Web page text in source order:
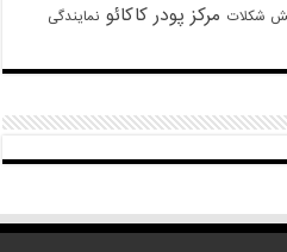
شکلات مرکز پودر کاکائو نمایندگی